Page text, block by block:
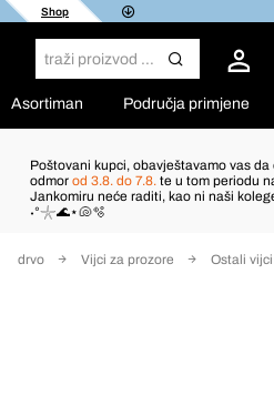
Shop
Asortiman Područja primjene
Poštovani kupci, obavještavamo vas
odmor od 3.8. do 7.8. te u tom periodu
Jankomiru neće raditi, kao ni naši
˖°𓇼🌊⋆🐚🫧
drvo Vijci za prozore Ostali